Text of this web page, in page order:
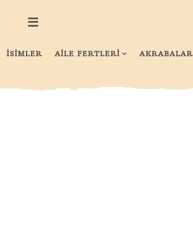
İSİMLER AİLE FERTLERİ AKRABALAR